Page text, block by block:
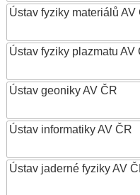
Ústav fyziky materiálů AV
Ústav fyziky plazmatu AV
Ústav geoniky AV ČR
Ústav informatiky AV ČR
Ústav jaderné fyziky AV